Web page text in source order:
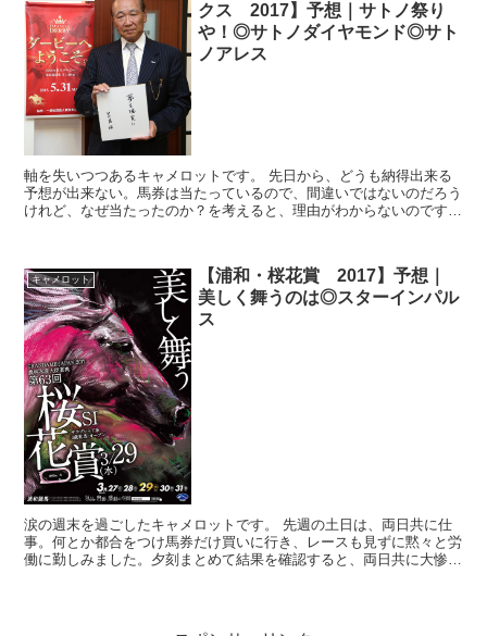
クス 2017】予想｜サトノ祭り
や！◎サトノダイヤモンド◎サト
ノアレス
軸を失いつつあるキャメロットです。 先日から、どうも納得出来る
予想が出来ない。馬券は当たっているので、間違いではないのだろう
けれど、なぜ当たったのか？を考えると、理由がわからないのです。
キャメロット
【浦和・桜花賞 2017】予想｜
美しく舞うのは◎スターインパル
ス
涙の週末を過ごしたキャメロットです。 先週の土日は、両日共に仕
事。何とか都合をつけ馬券だけ買いに行き、レースも見ずに黙々と労
働に勤しみました。夕刻まとめて結果を確認すると、両日共に大惨